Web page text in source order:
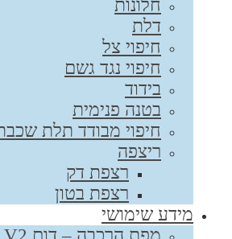
חלונות
דלת
חיפוי צל
חיפוי נגד גשם
בידוד
בטנה פנימית
חיפוי מבודד תלת שכבתי
ריצפה
רצפת דק
רצפת בטון
מידע שימושי